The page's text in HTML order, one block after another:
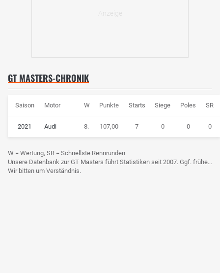
GT MASTERS-CHRONIK
Saison Motor W Punkte Starts Siege Poles SR
2021 Audi 8. 107,00 7 0 0 0
W = Wertung, SR = Schnellste Rennrunden
Unsere Datenbank zur GT Masters führt Statistiken seit 2007. Ggf. frühere Daten sind derzeit noch nicht berücksichtigt.
Wir bitten um Verständnis.